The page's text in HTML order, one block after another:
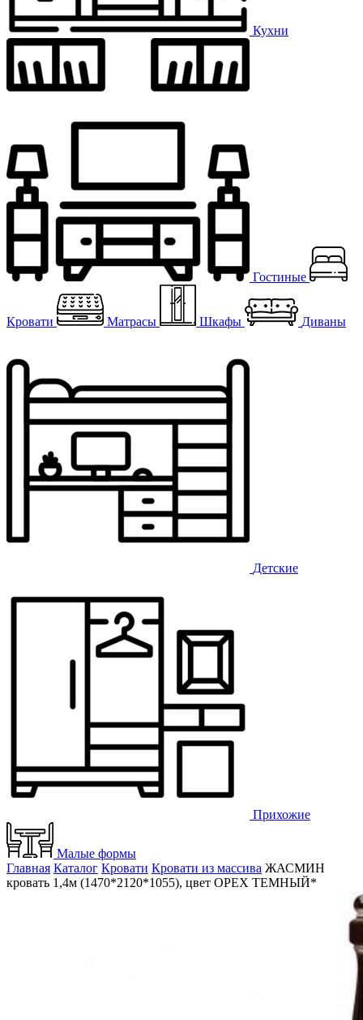
Кухни
Гостиные
Кровати Матрасы Шкафы Диваны
Детские
Прихожие
Малые формы
Главная Каталог Кровати Кровати из массива ЖАСМИН
кровать 1,4м (1470*2120*1055), цвет ОРЕХ ТЕМНЫЙ*